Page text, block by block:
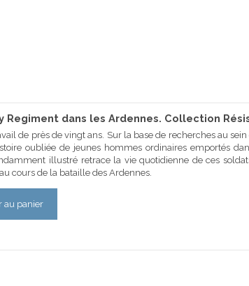
Regiment dans les Ardennes. Collection
de près de vingt ans. Sur la base de recherches au
oubliée de jeunes hommes ordinaires emportés
illustré retrace la vie quotidienne de ces
cours de la bataille des Ardennes.
au panier